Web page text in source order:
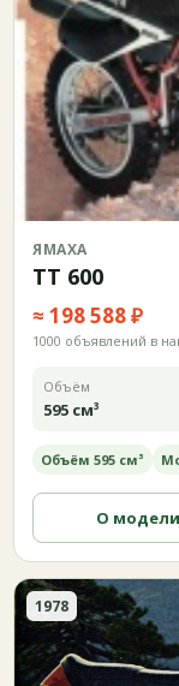
ЯМАХА
TT 600
≈ 198 588 ₽
1000 объявлений в
Объём
595 см³
Объём 595 см³
О модели
1978